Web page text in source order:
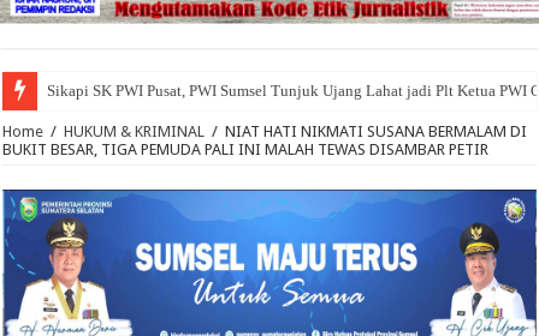
Sikapi SK PWI Pusat, PWI Sumsel Tunjuk Ujang Lahat jadi Plt Ketua PWI
Home / HUKUM & KRIMINAL / NIAT HATI NIKMATI SUSANA BERMALAM DI
BUKIT BESAR, TIGA PEMUDA PALI INI MALAH TEWAS DISAMBAR PETIR